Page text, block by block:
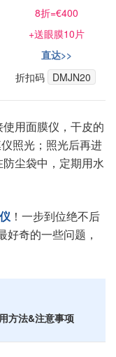
8折=€400
+送眼膜10片
直达>>
折扣码
DMJN20
用面膜仪，干皮的
照光；照光后再进
尘袋中，定期用水
！一步到位绝不后
奇的一些问题，
方法&注意事项